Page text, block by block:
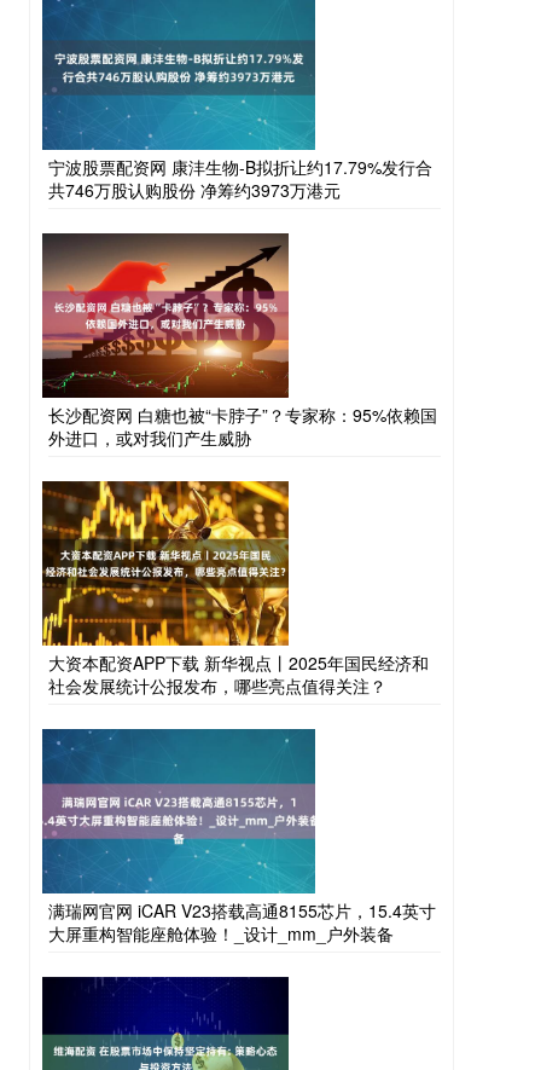
宁波股票配资网 康沣生物-B拟折让约17.79%发行合
共746万股认购股份 净筹约3973万港元
长沙配资网 白糖也被“卡脖子”？专家称：95%依赖国
外进口，或对我们产生威胁
大资本配资APP下载 新华视点丨2025年国民经济和
社会发展统计公报发布，哪些亮点值得关注？
满瑞网官网 iCAR V23搭载高通8155芯片，15.4英寸
大屏重构智能座舱体验！_设计_mm_户外装备